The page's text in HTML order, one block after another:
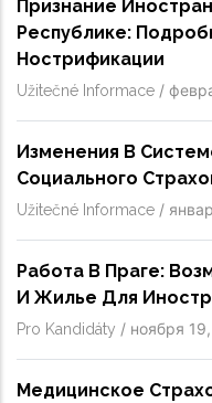
Признание
Республике:
Нострификации
Užitečné Informace /
Изменения В
Социального
Užitečné Informace /
Работа В Праге:
И Жилье Для
Pro Kandidáty / ноября
Медицинское